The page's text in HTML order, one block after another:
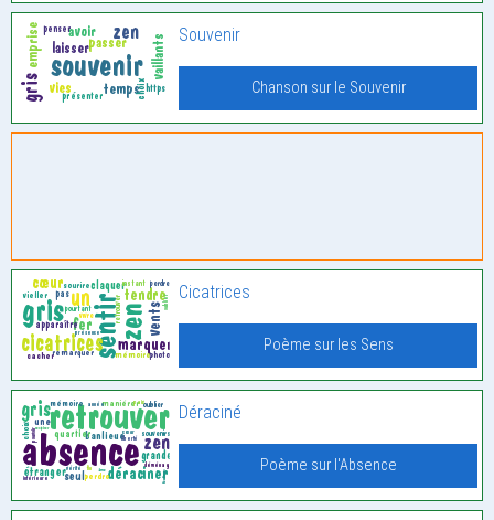
Souvenir
Chanson sur le Souvenir
Cicatrices
Poème sur les Sens
Déraciné
Poème sur l'Absence